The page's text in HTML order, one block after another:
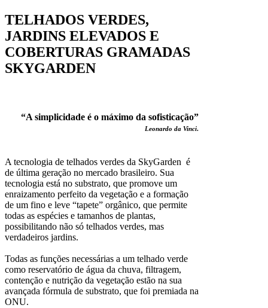
TELHADOS VERDES,
JARDINS ELEVADOS E
COBERTURAS GRAMADAS
SKYGARDEN
“A simplicidade é o máximo da sofisticação”
Leonardo da Vinci.
A tecnologia de telhados verdes da SkyGarden é
de última geração no mercado brasileiro. Sua
tecnologia está no substrato, que promove um
enraizamento perfeito da vegetação e a formação
de um fino e leve “tapete” orgânico, que permite
todas as espécies e tamanhos de plantas,
possibilitando não só telhados verdes, mas
verdadeiros jardins.
Todas as funções necessárias a um telhado verde
como reservatório de água da chuva, filtragem,
contenção e nutrição da vegetação estão na sua
avançada fórmula de substrato, que foi premiada na
ONU.